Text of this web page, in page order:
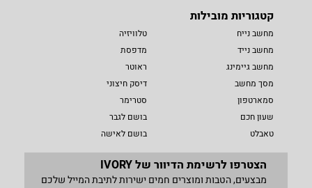
קטגוריות מובילות
מחשב נייח
מחשב נייד
מחשב גיימינג
מסך מחשב
סמארטפון
שעון חכם
טאבלט
טלוויזיה
מדפסת
ראוטר
דיסק חיצוני
סטרימר
בושם לגבר
בושם לאישה
הצטרפו לרשימת הדיוור של IVORY
מבצעים, הטבות ומוצרים חמים ישירות לתיבת המייל שלכם